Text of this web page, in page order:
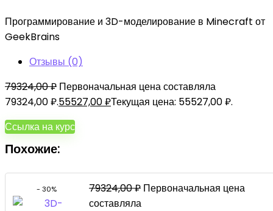
Программирование и 3D-моделирование в Minecraft от
GeekBrains
Отзывы (0)
79324,00₽ Первоначальная цена составляла
79324,00 ₽.55527,00₽Текущая цена: 55527,00 ₽.
Ссылка на курс
Похожие:
- 30% 79324,00₽ Первоначальная цена
составляла